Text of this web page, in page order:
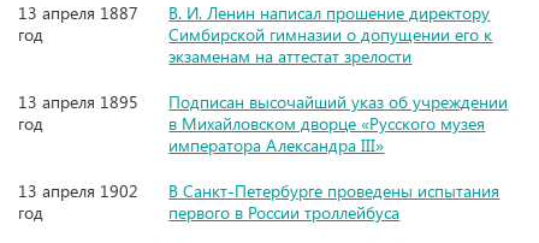
13 апреля 1887
год
В. И. Ленин написал прошение директору
Симбирской гимназии о допущении его к
экзаменам на аттестат зрелости
13 апреля 1895
год
Подписан высочайший указ об учреждении
в Михайловском дворце «Русского музея
императора Александра III»
13 апреля 1902
год
В Санкт-Петербурге проведены испытания
первого в России троллейбуса